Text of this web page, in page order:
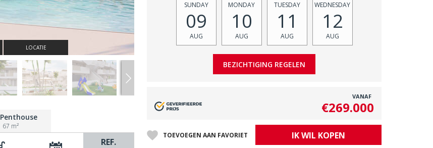
LOCATIE
Penthouse
67 m²
REF.
SUNDAY
09
AUG
MONDAY
10
AUG
TUESDAY
11
AUG
WEDNESDAY
12
AUG
VANAF
€269.000
TOEVOEGEN AAN FAVORIET IK WIL KOPEN